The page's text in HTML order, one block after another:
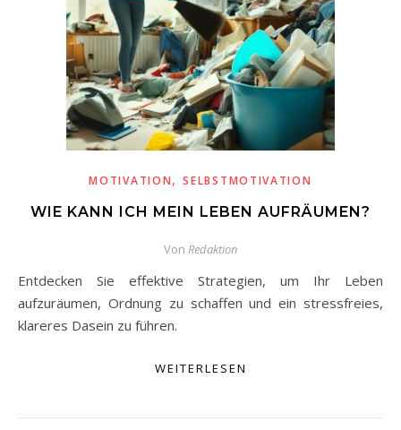
MOTIVATION,SELBSTMOTIVATION
WIE KANN ICH MEIN LEBEN AUFRÄUMEN?
Von Redaktion
Entdecken Sie effektive Strategien, um Ihr Leben
aufzuräumen, Ordnung zu schaffen und ein stressfreies,
klareres Dasein zu führen.
WEITERLESEN